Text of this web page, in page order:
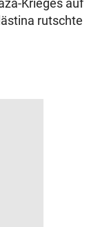
Krieges auf
rutschte